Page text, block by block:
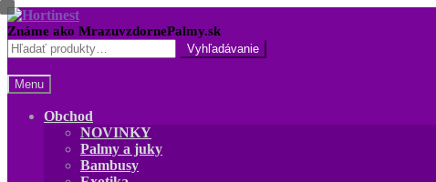
Preskočiť
na
navigáciu
Preskočiť
na
obsah
Hľadať:
Menu
Obchod
NOVINKY
Palmy a juky
Bambusy